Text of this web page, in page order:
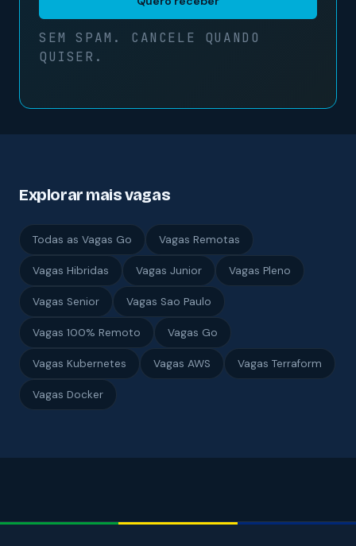
SEM SPAM. CANCELE QUANDO
QUISER.
Explorar mais vagas
Todas as Vagas Go Vagas Remotas
Vagas Hibridas Vagas Junior Vagas Pleno
Vagas Senior Vagas Sao Paulo
Vagas 100% Remoto Vagas Go
Vagas Kubernetes Vagas AWS Vagas Terraform
Vagas Docker